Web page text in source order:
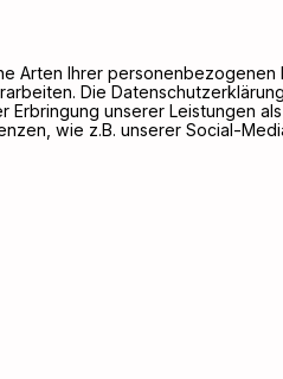
Arten Ihrer personenbezogenen
Die
unserer Leistungen
wie z.B. unserer Social-